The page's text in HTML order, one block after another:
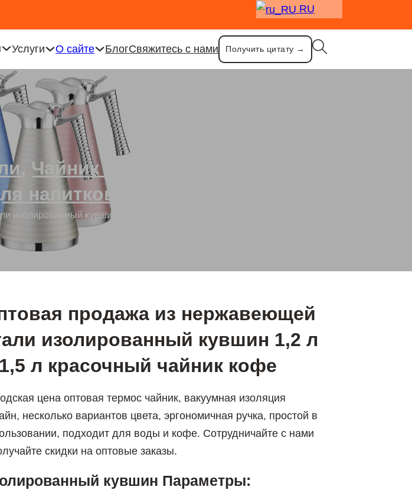
RU
Услуги О сайте БлогСвяжитесь с нами Получить цитату →
Чайник из нержавеющей стали
напитков
изолированный кувшин 1,2 л и 1,5 л красочный чайник кофе
продажа из нержавеющей
изолированный кувшин 1,2 л
л красочный чайник кофе
цена оптовая термос чайник, вакуумная изоляция
несколько вариантов цвета, эргономичная ручка, простой в
подходит для воды и кофе. Сотрудничайте с нами
скидки на оптовые заказы.
кувшин Параметры: